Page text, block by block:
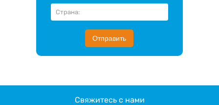
Отправить
Свяжитесь с нами